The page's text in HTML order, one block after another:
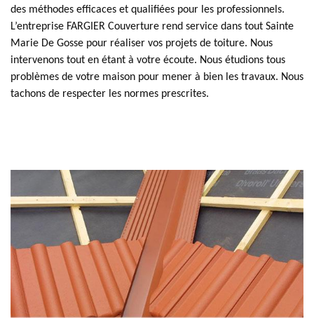
des méthodes efficaces et qualifiées pour les professionnels.
L’entreprise FARGIER Couverture rend service dans tout Sainte
Marie De Gosse pour réaliser vos projets de toiture. Nous
intervenons tout en étant à votre écoute. Nous étudions tous
problèmes de votre maison pour mener à bien les travaux. Nous
tachons de respecter les normes prescrites.